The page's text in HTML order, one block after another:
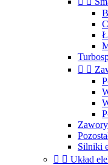
 
Silniki
  Układ